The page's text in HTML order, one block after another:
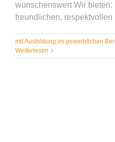
wünschenswert Wir
freundlichen,
mit Ausbildung im gewerblichen
Weiterlesen